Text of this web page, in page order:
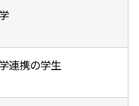
連携の学生